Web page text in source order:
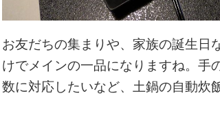
お友だちの集まりや、家族の誕生日
けでメインの一品になりますね。手
数に対応したいなど、土鍋の自動炊